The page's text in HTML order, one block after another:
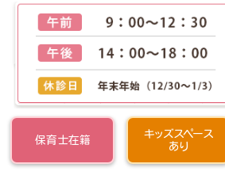
保育士在籍
キッズスペース
あり